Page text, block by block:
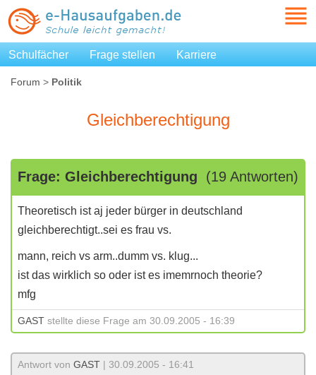
Schulfächer Frage stellen Karriere
Forum > Politik
Gleichberechtigung
Frage: Gleichberechtigung (19 Antworten)
Theoretisch ist aj jeder bürger in deutschland
gleichberechtigt..sei es frau vs.
mann, reich vs arm..dumm vs. klug...
ist das wirklich so oder ist es imemrnoch theorie?
mfg
GAST stellte diese Frage am 30.09.2005 - 16:39
Antwort von GAST | 30.09.2005 - 16:41